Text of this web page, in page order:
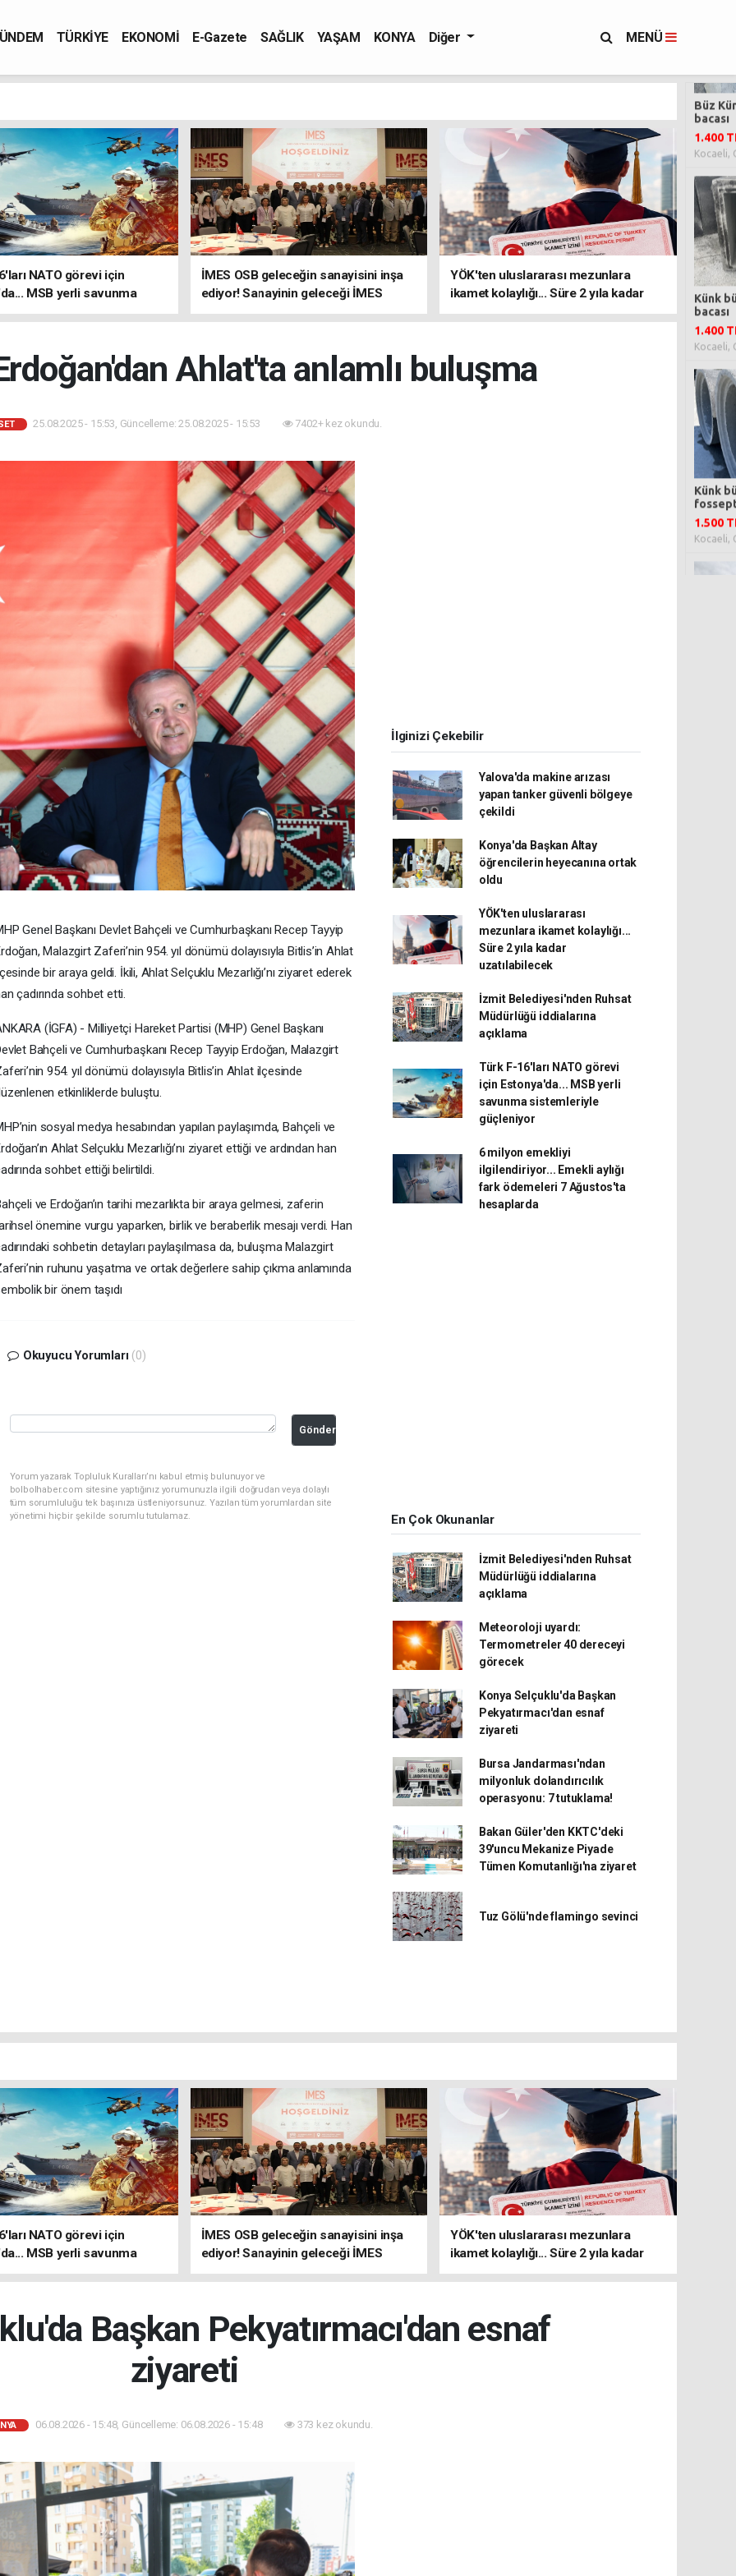
TÜRKİYE EKONOMİ E-Gazete SAĞLIK YAŞAM KONYA Diğer MENÜ
NATO görevi için
MSB yerli savunma
güçleniyor
İMES OSB geleceğin sanayisini inşa
ediyor! Sanayinin geleceği İMES
OSB'de konuşuldu
YÖK'ten uluslararası mezunlara
ikamet kolaylığı... Süre 2 yıla kadar
uzatılabilecek
Ahlat'ta anlamlı buluşma
25.08.2025 - 15:53, Güncelleme: 25.08.2025 - 15:53 7402+ kez okundu.
Genel Başkanı Devlet Bahçeli ve Cumhurbaşkanı Recep Tayyip
Malazgirt Zaferi’nin 954. yıl dönümü dolayısıyla Bitlis’in Ahlat
bir araya geldi. İkili, Ahlat Selçuklu Mezarlığı’nı ziyaret ederek
çadırında sohbet etti.
(İGFA) - Milliyetçi Hareket Partisi (MHP) Genel Başkanı
Bahçeli ve Cumhurbaşkanı Recep Tayyip Erdoğan, Malazgirt
954. yıl dönümü dolayısıyla Bitlis’in Ahlat ilçesinde
etkinliklerde buluştu.
sosyal medya hesabından yapılan paylaşımda, Bahçeli ve
Ahlat Selçuklu Mezarlığı’nı ziyaret ettiği ve ardından han
sohbet ettiği belirtildi.
ve Erdoğan’ın tarihi mezarlıkta bir araya gelmesi, zaferin
önemine vurgu yaparken, birlik ve beraberlik mesajı verdi. Han
sohbetin detayları paylaşılmasa da, buluşma Malazgirt
ruhunu yaşatma ve ortak değerlere sahip çıkma anlamında
bir önem taşıdı
Okuyucu Yorumları (0)
Gönder
Yorum yazarak Topluluk Kuralları’nı kabul etmiş bulunuyor ve
bolbolhaber.com sitesine yaptığınız yorumunuzla ilgili doğrudan veya dolaylı
tüm sorumluluğu tek başınıza üstleniyorsunuz. Yazılan tüm yorumlardan site
yönetimi hiçbir şekilde sorumlu tutulamaz.
İlginizi Çekebilir
Yalova'da makine arızası
yapan tanker güvenli bölgeye
çekildi
Konya'da Başkan Altay
öğrencilerin heyecanına ortak
oldu
YÖK'ten uluslararası
mezunlara ikamet kolaylığı...
Süre 2 yıla kadar
uzatılabilecek
İzmit Belediyesi'nden Ruhsat
Müdürlüğü iddialarına
açıklama
Türk F-16'ları NATO görevi
için Estonya'da... MSB yerli
savunma sistemleriyle
güçleniyor
6 milyon emekliyi
ilgilendiriyor... Emekli aylığı
fark ödemeleri 7 Ağustos'ta
hesaplarda
En Çok Okunanlar
İzmit Belediyesi'nden Ruhsat
Müdürlüğü iddialarına
açıklama
Meteoroloji uyardı:
Termometreler 40 dereceyi
görecek
Konya Selçuklu'da Başkan
Pekyatırmacı'dan esnaf
ziyareti
Bursa Jandarması'ndan
milyonluk dolandırıcılık
operasyonu: 7 tutuklama!
Bakan Güler'den KKTC'deki
39'uncu Mekanize Piyade
Tümen Komutanlığı'na ziyaret
Tuz Gölü'nde flamingo sevinci
NATO görevi için
MSB yerli savunma
güçleniyor
İMES OSB geleceğin sanayisini inşa
ediyor! Sanayinin geleceği İMES
OSB'de konuşuldu
YÖK'ten uluslararası mezunlara
ikamet kolaylığı... Süre 2 yıla kadar
uzatılabilecek
Başkan Pekyatırmacı'dan esnaf
ziyareti
06.08.2026 - 15:48, Güncelleme: 06.08.2026 - 15:48 373 kez okundu.